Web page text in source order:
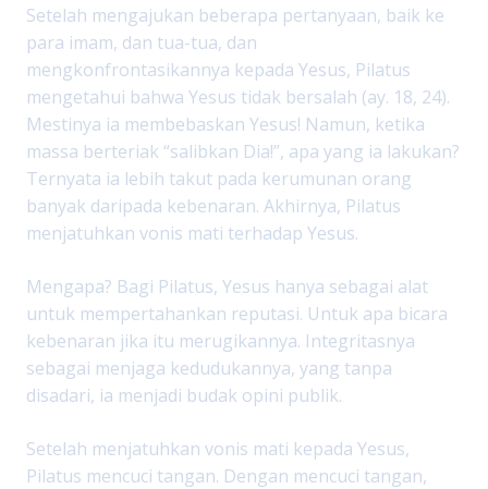
Setelah mengajukan beberapa pertanyaan, baik ke
para imam, dan tua-tua, dan
mengkonfrontasikannya kepada Yesus, Pilatus
mengetahui bahwa Yesus tidak bersalah (ay. 18, 24).
Mestinya ia membebaskan Yesus! Namun, ketika
massa berteriak “salibkan Dia!”, apa yang ia lakukan?
Ternyata ia lebih takut pada kerumunan orang
banyak daripada kebenaran. Akhirnya, Pilatus
menjatuhkan vonis mati terhadap Yesus.
Mengapa? Bagi Pilatus, Yesus hanya sebagai alat
untuk mempertahankan reputasi. Untuk apa bicara
kebenaran jika itu merugikannya. Integritasnya
sebagai menjaga kedudukannya, yang tanpa
disadari, ia menjadi budak opini publik.
Setelah menjatuhkan vonis mati kepada Yesus,
Pilatus mencuci tangan. Dengan mencuci tangan,